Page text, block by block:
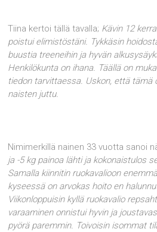
Tiina kertoi tällä tavalla; Kävin 12
poistui elimistöstäni. Tykkäsin
buustia treeneihin ja hyvän
Henkilökunta on ihana. Täällä on
tiedon tarvittaessa. Uskon, että tämä
naisten juttu.
Nimimerkillä nainen 33 vuotta sanoi
ja -5 kg painoa lähti ja kokonaistulos
Samalla kiinnitin ruokavalioon
kyseessä on arvokas hoito en
Viikonloppuisin kyllä ruokavalio
varaaminen onnistui hyvin ja
pyörä paremmin. Toivoisin isommat